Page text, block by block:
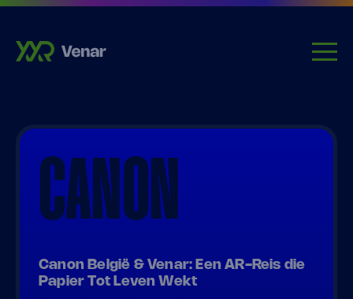
CANON
Canon België & Venar: Een AR-Reis die
Papier Tot Leven Wekt